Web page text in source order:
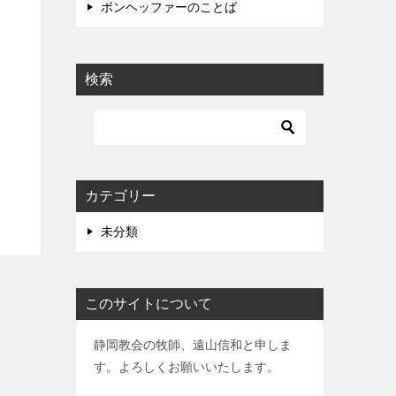
ボンヘッファーのことば
検索
カテゴリー
未分類
このサイトについて
静岡教会の牧師、遠山信和と申しま
す。よろしくお願いいたします。